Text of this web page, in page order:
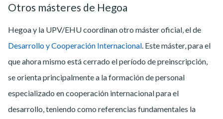
Otros másteres de Hegoa
Hegoa y la UPV/EHU coordinan otro máster oficial, el de
Desarrollo y Cooperación Internacional. Este máster, para el
que ahora mismo está cerrado el período de preinscripción,
se orienta principalmente a la formación de personal
especializado en cooperación internacional para el
desarrollo, teniendo como referencias fundamentales la